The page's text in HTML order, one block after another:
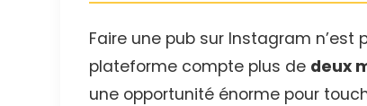
Faire une pub sur Instagram n’est
plateforme compte plus de deux
une opportunité énorme pour